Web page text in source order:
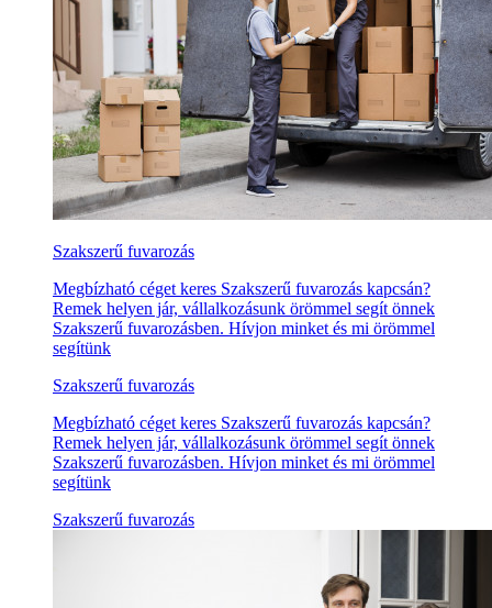
Szakszerű fuvarozás
Megbízható céget keres Szakszerű fuvarozás kapcsán?
Remek helyen jár, vállalkozásunk örömmel segít önnek
Szakszerű fuvarozásben. Hívjon minket és mi örömmel
segítünk
Szakszerű fuvarozás
Megbízható céget keres Szakszerű fuvarozás kapcsán?
Remek helyen jár, vállalkozásunk örömmel segít önnek
Szakszerű fuvarozásben. Hívjon minket és mi örömmel
segítünk
Szakszerű fuvarozás